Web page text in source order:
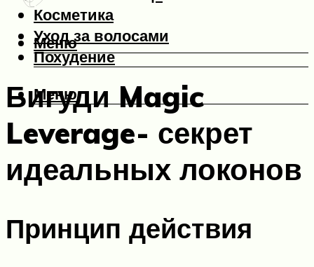
Косметика
Уход за волосами
Похудение
Меню
Меню
Бигуди Magic
Leverage- секрет
идеальных локонов
Принцип действия